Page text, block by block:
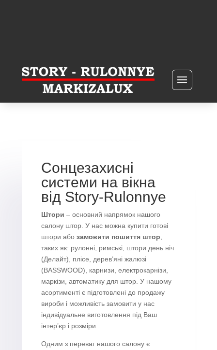
Сонцезахисні
системи на вікна
від Story-Rulonnye
Штори – основний напрямок нашого
салону штор. У нас можна купити готові
штори або замовити пошиття штор,
таких як: рулонні, римські, штори день ніч
(Делайт), плісе, дерев’яні жалюзі
(BASSWOOD), карнизи, електрокарнізи,
маркізи, автоматику для штор. У нашому
асортименті є підготовлені до продажу
вироби і можливість замовити у нас
індивідуальне виготовлення під Ваш
інтер’єр і розміри.
Одним з переваг нашого салону є